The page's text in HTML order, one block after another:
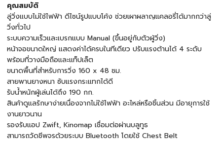
คุณสมบัติ
ลู่วิ่งแบบไม่ใช้ไฟฟ้า ดีไซน์รูปแบบโค้ง ช่วยเผาผลาญแคลอรี่ได้มากกว่าลู่
วิ่งทั่วไป
ระบบความเร็วและเบรกแบบ Manual (ขึ้นอยู่กับตัวผู้วิ่ง)
หน้าจอขนาดใหญ่ แสดงค่าได้ครบในทีเดียว ปรับแรงต้านได้ 4 ระดับ
พร้อมที่วางมือถือและแท็ปเล็ต
ขนาดพื้นที่สำหรับการวิ่ง 160 x 48 ซม.
สายพานยางหนา ซับแรงกระแทกได้ดี
รับน้ำหนักผู้เล่นได้ถึง 190 กก.
สินค้าดูแลรักษาง่ายเนื่องจากไม่ใช้ไฟฟ้า อะไหล่หรือชิ้นส่วน มีอายุการใช้
งานยาวนาน
รองรับแอป Zwift, Kinomap เชื่อมต่อผ่านบลูทูธ
สามารถวัดชีพจรด้วยระบบ Bluetooth โดยใช้ Chest Belt